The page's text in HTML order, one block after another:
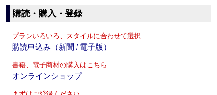
購読・購入・登録
プランいろいろ、スタイルに合わせて選択
購読申込み（新聞 / 電子版）
書籍、電子商材の購入はこちら
オンラインショップ